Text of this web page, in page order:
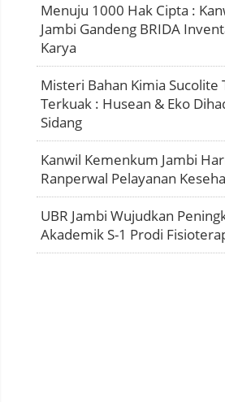
Menuju 1000 Hak Cipta :
Jambi Gandeng BRIDA
Karya
Misteri Bahan Kimia Sucolite
Terkuak : Husean & Eko
Sidang
Kanwil Kemenkum Jambi
Ranperwal Pelayanan
UBR Jambi Wujudkan
Akademik S-1 Prodi